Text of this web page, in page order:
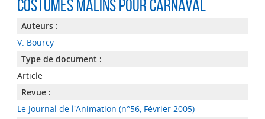
Costumes malins pour carnaval
Auteurs :
V. Bourcy
Type de document :
Article
Revue :
Le Journal de l'Animation (n°56, Février 2005)